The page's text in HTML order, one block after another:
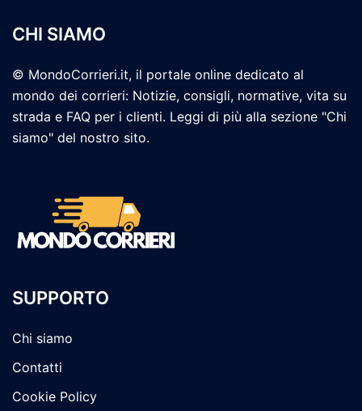
CHI SIAMO
© MondoCorrieri.it, il portale online dedicato al
mondo dei corrieri: Notizie, consigli, normative, vita su
strada e FAQ per i clienti. Leggi di più alla sezione "Chi
siamo" del nostro sito.
SUPPORTO
Chi siamo
Contatti
Cookie Policy